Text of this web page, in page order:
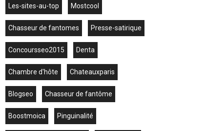
les-sites-au-top mostcool
chasseur de fantomes presse-satirique
concoursseo2015 denta
chambre d'hôte chateauxparis
blogseo chasseur de fantôme
boostmoica Pinguinalité